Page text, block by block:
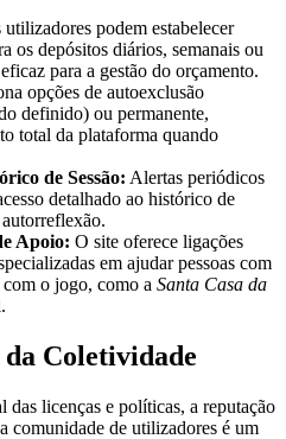
utilizadores podem estabelecer
os depósitos diários, semanais ou
para a gestão do orçamento.
opções de autoexclusão
definido) ou permanente,
total da plataforma quando
de Sessão: Alertas periódicos
detalhado ao histórico de
Apoio: O site oferece ligações
em ajudar pessoas com
o jogo, como a Santa Casa da
Coletividade
das licenças e políticas, a reputação
comunidade de utilizadores é um